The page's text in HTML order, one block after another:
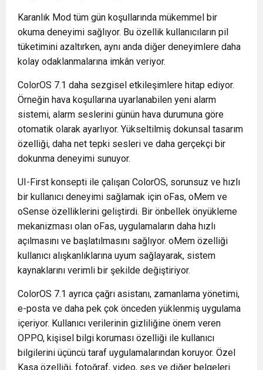
Karanlık Mod tüm gün koşullarında mükemmel bir
okuma deneyimi sağlıyor. Bu özellik kullanıcıların pil
tüketimini azaltırken, aynı anda diğer deneyimlere daha
kolay odaklanmalarına imkân veriyor.
ColorOS 7.1 daha sezgisel etkileşimlere hitap ediyor.
Örneğin hava koşullarına uyarlanabilen yeni alarm
sistemi, alarm seslerini günün hava durumuna göre
otomatik olarak ayarlıyor. Yükseltilmiş dokunsal tasarım
özelliği, daha net tepki sesleri ve daha gerçekçi bir
dokunma deneyimi sunuyor.
UI-First konsepti ile çalışan ColorOS, sorunsuz ve hızlı
bir kullanıcı deneyimi sağlamak için oFas, oMem ve
oSense özelliklerini geliştirdi. Bir önbellek önyükleme
mekanizması olan oFas, uygulamaların daha hızlı
açılmasını ve başlatılmasını sağlıyor. oMem özelliği
kullanıcı alışkanlıklarına uyum sağlayarak, sistem
kaynaklarını verimli bir şekilde değiştiriyor.
ColorOS 7.1 ayrıca çağrı asistanı, zamanlama yönetimi,
e-posta ve daha pek çok önceden yüklenmiş uygulama
içeriyor. Kullanıcı verilerinin gizliliğine önem veren
OPPO, kişisel bilgi koruması özelliği ile kullanıcı
bilgilerini üçüncü taraf uygulamalarından koruyor. Özel
Kasa özelliği, fotoğraf, video, ses ve diğer belgeleri